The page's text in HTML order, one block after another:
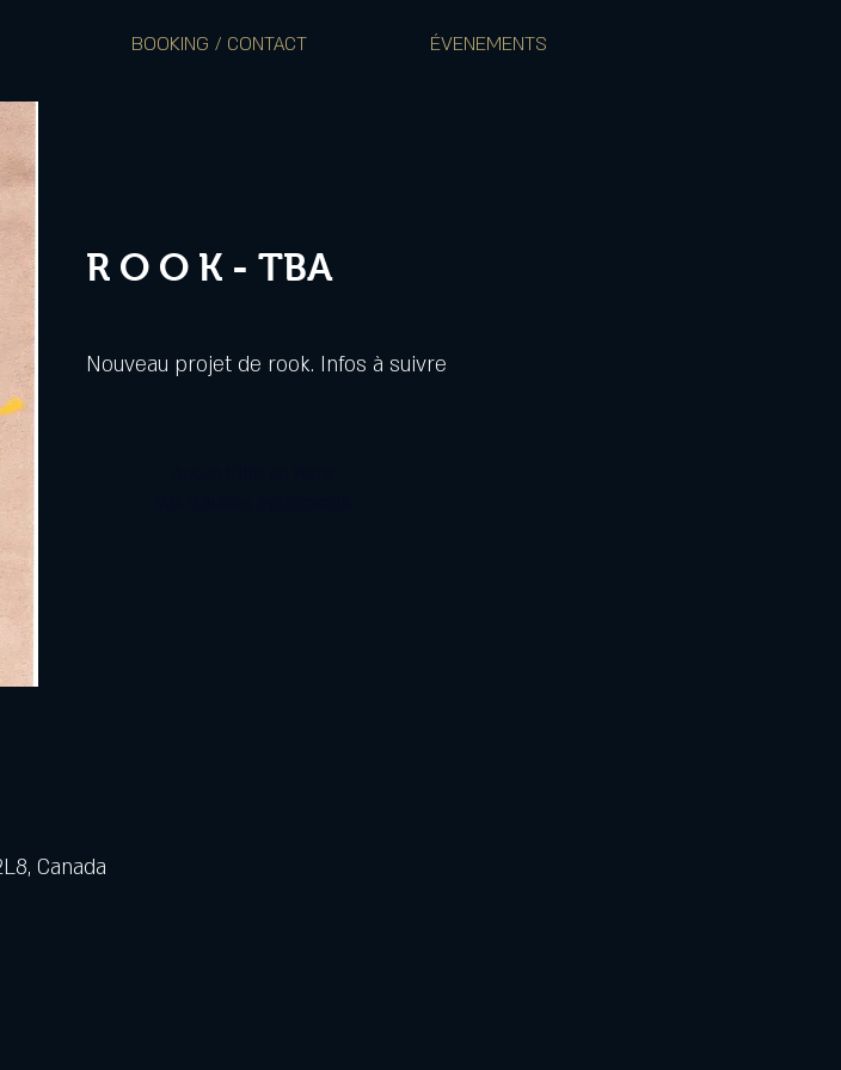
BOOKING / CONTACT ÉVENEMENTS
R O O K - TBA
Nouveau projet de rook. Infos à suivre
Canada